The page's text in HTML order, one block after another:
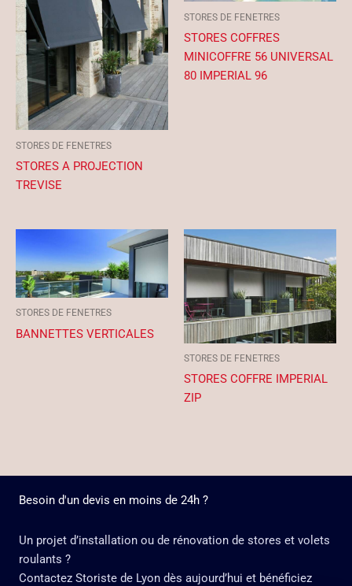
STORES DE FENETRES
STORES A PROJECTION
TREVISE
STORES DE FENETRES
STORES COFFRES
MINICOFFRE 56 UNIVERSAL
80 IMPERIAL 96
STORES DE FENETRES
BANNETTES VERTICALES
STORES DE FENETRES
STORES COFFRE IMPERIAL
ZIP
Besoin d'un devis en moins de 24h ?
Un projet d’installation ou de rénovation de stores et volets
roulants ?
Contactez Storiste de Lyon dès aujourd’hui et bénéficiez